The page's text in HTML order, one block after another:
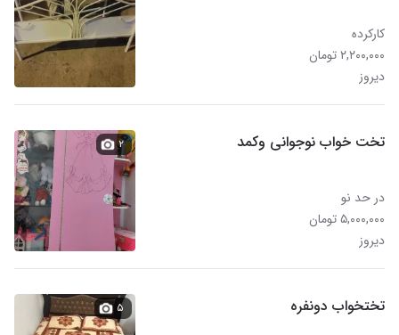
کارکرده
۲,۲۰۰,۰۰۰ تومان
دیروز
تخت خواب نوجوانی وکمد
در حد نو
۵,۰۰۰,۰۰۰ تومان
دیروز
۲
تختخواب دونفره ۵